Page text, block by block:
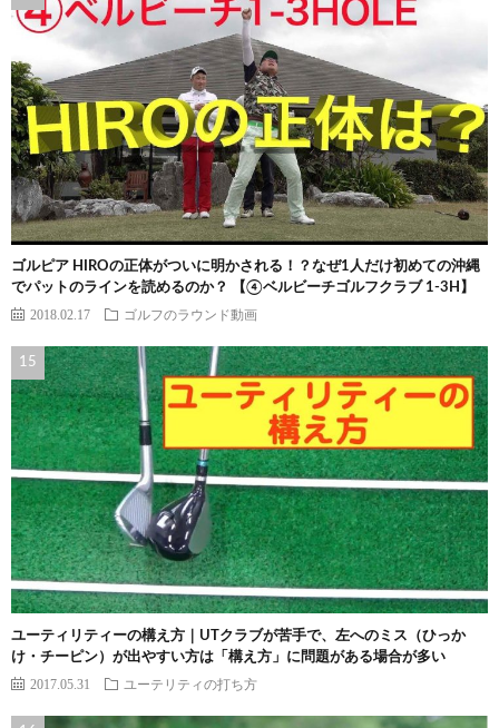
ゴルピア HIROの正体がついに明かされる！？なぜ1人だけ初めての沖縄
でパットのラインを読めるのか？ 【④ベルビーチゴルフクラブ 1-3H】
2018.02.17 ゴルフのラウンド動画
ユーティリティーの構え方｜UTクラブが苦手で、左へのミス（ひっか
け・チーピン）が出やすい方は「構え方」に問題がある場合が多い
2017.05.31 ユーテリティの打ち方